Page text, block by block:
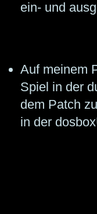
ein- und
Auf meinem
Spiel in der
dem Patch
in der